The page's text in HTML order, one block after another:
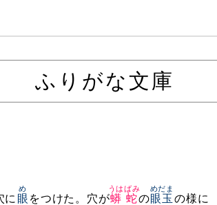
ふりがな文庫
に 眼
め
をつけた。穴が蟒蛇
うはばみ
の眼玉
めだま
の様に